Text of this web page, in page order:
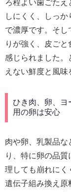
ろ程よい歯ごた
しにくく、しっ
で濃厚です。そし
りが強く、皮ご
感じられました。
えない鮮度と風味
ひき肉、卵、ヨ
用の卵は安心
肉や卵、乳製品な
り、特に卵の品
理しても崩れにく
遺伝子組み換え原